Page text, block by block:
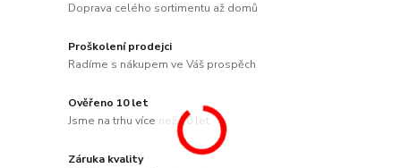
Doprava celého sortimentu až domů
Proškolení prodejci
Radíme s nákupem ve Váš prospěch
Ověřeno 10 let
Jsme na trhu více než 10 let
Záruka kvality